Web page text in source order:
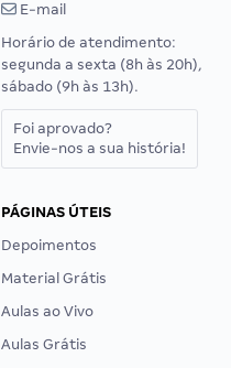
E-mail
Horário de atendimento:
segunda a sexta (8h às 20h),
sábado (9h às 13h).
Foi aprovado?
Envie-nos a sua história!
PÁGINAS ÚTEIS
Depoimentos
Material Grátis
Aulas ao Vivo
Aulas Grátis